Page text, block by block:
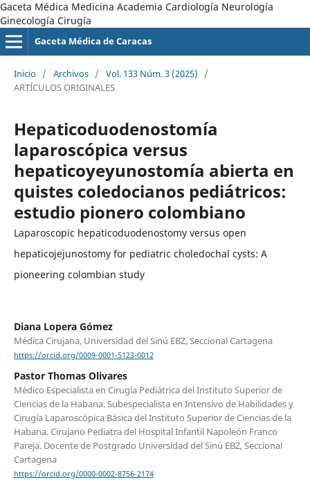
Gaceta Médica Medicina Academia Cardiología Neurología
Ginecología Cirugía
Gaceta Médica de Caracas
Inicio / Archivos / Vol. 133 Núm. 3 (2025)
/
ARTÍCULOS ORIGINALES
Hepaticoduodenostomía
laparoscópica versus
hepaticoyeyunostomía abierta en
quistes coledocianos pediátricos:
estudio pionero colombiano
Laparoscopic hepaticoduodenostomy versus open
hepaticojejunostomy for pediatric choledochal cysts: A
pioneering colombian study
Diana Lopera Gómez
Médica Cirujana, Universidad del Sinú EBZ, Seccional Cartagena
https://orcid.org/0009-0001-5123-0012
Pastor Thomas Olivares
Médico Especialista en Cirugía Pediátrica del Instituto Superior de
Ciencias de la Habana. Subespecialista en Intensivo de Habilidades y
Cirugía Laparoscópica Básica del Instituto Superior de Ciencias de la
Habana. Cirujano Pediatra del Hospital Infantil Napoleón Franco
Pareja. Docente de Postgrado Universidad del Sinú EBZ, Seccional
Cartagena
https://orcid.org/0000-0002-8756-2174